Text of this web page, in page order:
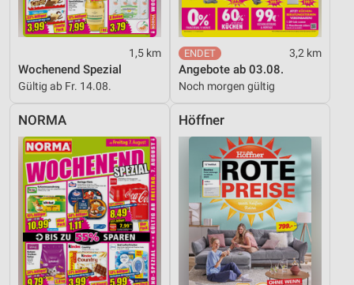
1,5 km
Wochenend Spezial
Gültig ab Fr. 14.08.
3,2 km
Angebote ab 03.08.
Noch morgen gültig
NORMA Höffner
IAB-Besonderheiten:
Geräte anhand von aktiv angeforderten
Informationen identifizieren
Nicht-IAB-Verarbeitungszwecke:
Notwendig
Performance
Funktional
Werbung